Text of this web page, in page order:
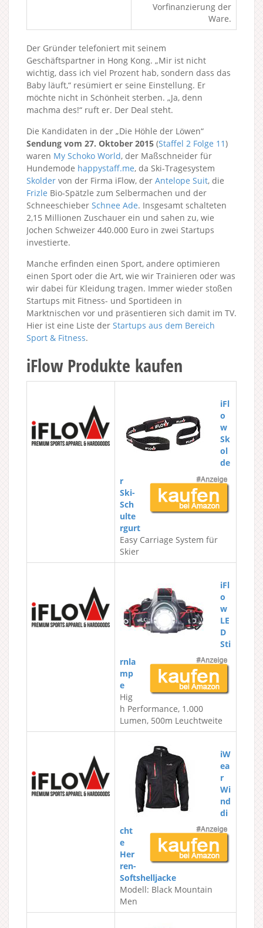
Vorfinanzierung der
Ware.
Der Gründer telefoniert mit seinem
Geschäftspartner in Hong Kong. „Mir ist nicht
wichtig, dass ich viel Prozent hab, sondern dass das
Baby läuft,“ resümiert er seine Einstellung. Er
möchte nicht in Schönheit sterben. „Ja, denn
machma des!“ ruft er. Der Deal steht.
Die Kandidaten in der „Die Höhle der Löwen“
Sendung vom 27. Oktober 2015 (Staffel 2 Folge 11)
waren My Schoko World, der Maßschneider für
Hundemode happystaff.me, da Ski-Tragesystem
Skolder von der Firma iFlow, der Antelope Suit, die
Frizle Bio-Spätzle zum Selbermachen und der
Schneeschieber Schnee Ade. Insgesamt schalteten
2,15 Millionen Zuschauer ein und sahen zu, wie
Jochen Schweizer 440.000 Euro in zwei Startups
investierte.
Manche erfinden einen Sport, andere optimieren
einen Sport oder die Art, wie wir Trainieren oder was
wir dabei für Kleidung tragen. Immer wieder stoßen
Startups mit Fitness- und Sportideen in
Marktnischen vor und präsentieren sich damit im TV.
Hier ist eine Liste der Startups aus dem Bereich
Sport & Fitness.
iFlow Produkte kaufen
iFl
o
w
Sk
ol
de
r
Ski-
Sch
ulte
rgurt
Easy Carriage System für
Skier
iFl
o
w
LE
D
Sti
rnla
mp
e
Hig
h Performance, 1.000
Lumen, 500m Leuchtweite
iW
ea
r
Wi
nd
di
cht
e
Her
ren-
Softshelljacke
Modell: Black Mountain
Men